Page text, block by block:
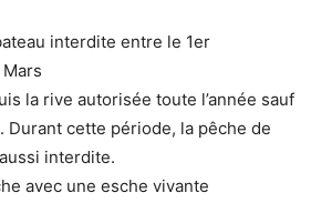
interdite entre le 1er
la rive autorisée toute l’année sauf
Durant cette période, la pêche de
interdite.
avec une esche vivante